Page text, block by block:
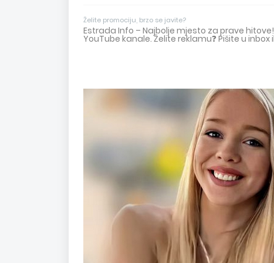
Želite promociju, brzo se javite?
Estrada Info – Najbolje mjesto za prave
YouTube kanale. Želite reklamu❓ Pišite u